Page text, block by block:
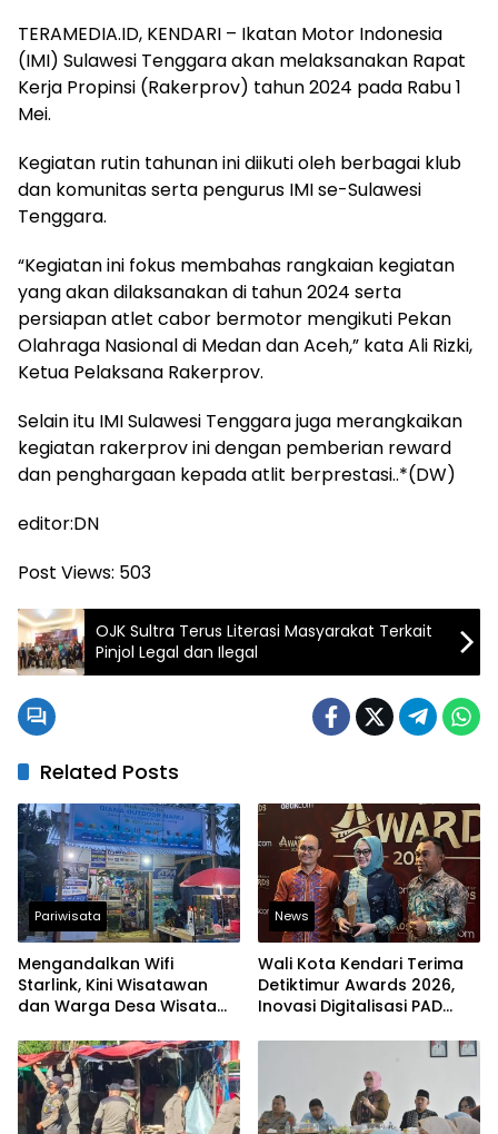
TERAMEDIA.ID, KENDARI – Ikatan Motor Indonesia
(IMI) Sulawesi Tenggara akan melaksanakan Rapat
Kerja Propinsi (Rakerprov) tahun 2024 pada Rabu 1
Mei.
Kegiatan rutin tahunan ini diikuti oleh berbagai klub
dan komunitas serta pengurus IMI se-Sulawesi
Tenggara.
“Kegiatan ini fokus membahas rangkaian kegiatan
yang akan dilaksanakan di tahun 2024 serta
persiapan atlet cabor bermotor mengikuti Pekan
Olahraga Nasional di Medan dan Aceh,” kata Ali Rizki,
Ketua Pelaksana Rakerprov.
Selain itu IMI Sulawesi Tenggara juga merangkaikan
kegiatan rakerprov ini dengan pemberian reward
dan penghargaan kepada atlit berprestasi..*(DW)
editor:DN
Post Views: 503
OJK Sultra Terus Literasi Masyarakat Terkait
Pinjol Legal dan Ilegal
Related Posts
Pariwisata
Mengandalkan Wifi
Starlink, Kini Wisatawan
dan Warga Desa Wisata
Mengakses Transaksi
Digital
News
Wali Kota Kendari Terima
Detiktimur Awards 2026,
Inovasi Digitalisasi PAD